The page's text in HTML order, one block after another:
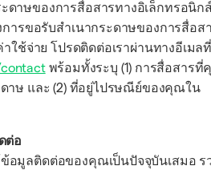
ดาษของการสื่อสารทางอิเล็กทรอนิก
การขอรับสำเนากระดาษของการสื่อส
าใช้จ่าย โปรดติดต่อเราผ่านทางอีเมล
พร้อมทั้งระบุ (1) การสื่อสารที่
ดาษ และ (2) ที่อยู่ไปรษณีย์ของคุณใน
ต่อ
มูลติดต่อของคุณเป็นปัจจุบันเสมอ ร